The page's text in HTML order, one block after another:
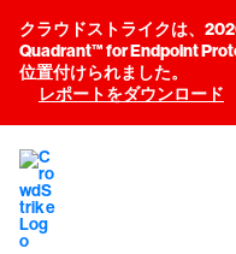
クラウドストライクは、
Quadrant™ for Endpoint
位置付けられました。
レポートをダウンロード